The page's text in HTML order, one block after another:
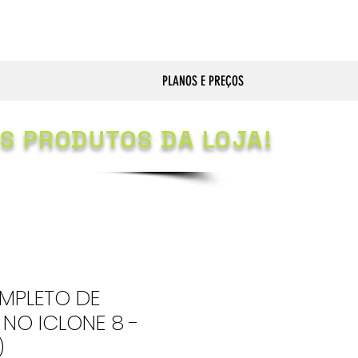
PLANOS E PREÇOS
PRODUTOS DA LOJA!
DE
ICLONE 8 -